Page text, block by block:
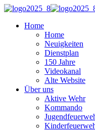
Home
Home
Neuigkeiten
Dienstplan
150 Jahre
Videokanal
Alte Website
Über uns
Aktive Wehr
Kommando